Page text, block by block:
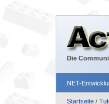
Die
.NET-
Startseite/